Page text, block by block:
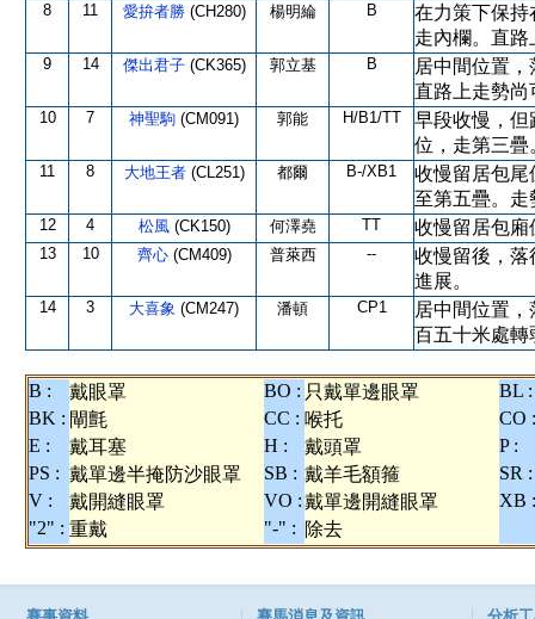
8 11 愛拚者勝 (CH280) 楊明綸 B
在力策下保持
走內欄。直
9 14 傑出君子 (CK365) 郭立基 B
居中間位置
直路上走勢尚
10 7 神聖駒 (CM091) 郭能 H/B1/TT
早段收慢，但
位，走第三疊
11 8 大地王者 (CL251) 都爾 B-/XB1
收慢留居包尾
至第五疊。走
12 4 松風 (CK150) 何澤堯 TT 收慢留居包廂
13 10 齊心 (CM409) 普萊西 --
收慢留後，落
進展。
14 3 大喜象 (CM247) 潘頓 CP1
居中間位置
百五十米處轉
B : 戴眼罩 BO : 只戴單邊眼罩
BL :
BK : 閘氈 CC : 喉托
CO :
E :
戴耳塞 H : 戴頭罩
P :
PS : 戴單邊半掩防沙眼罩 SB : 戴羊毛額箍
SR :
V :
戴開縫眼罩 VO :戴單邊開縫眼罩
XB :
"2" : 重戴 "-" : 除去